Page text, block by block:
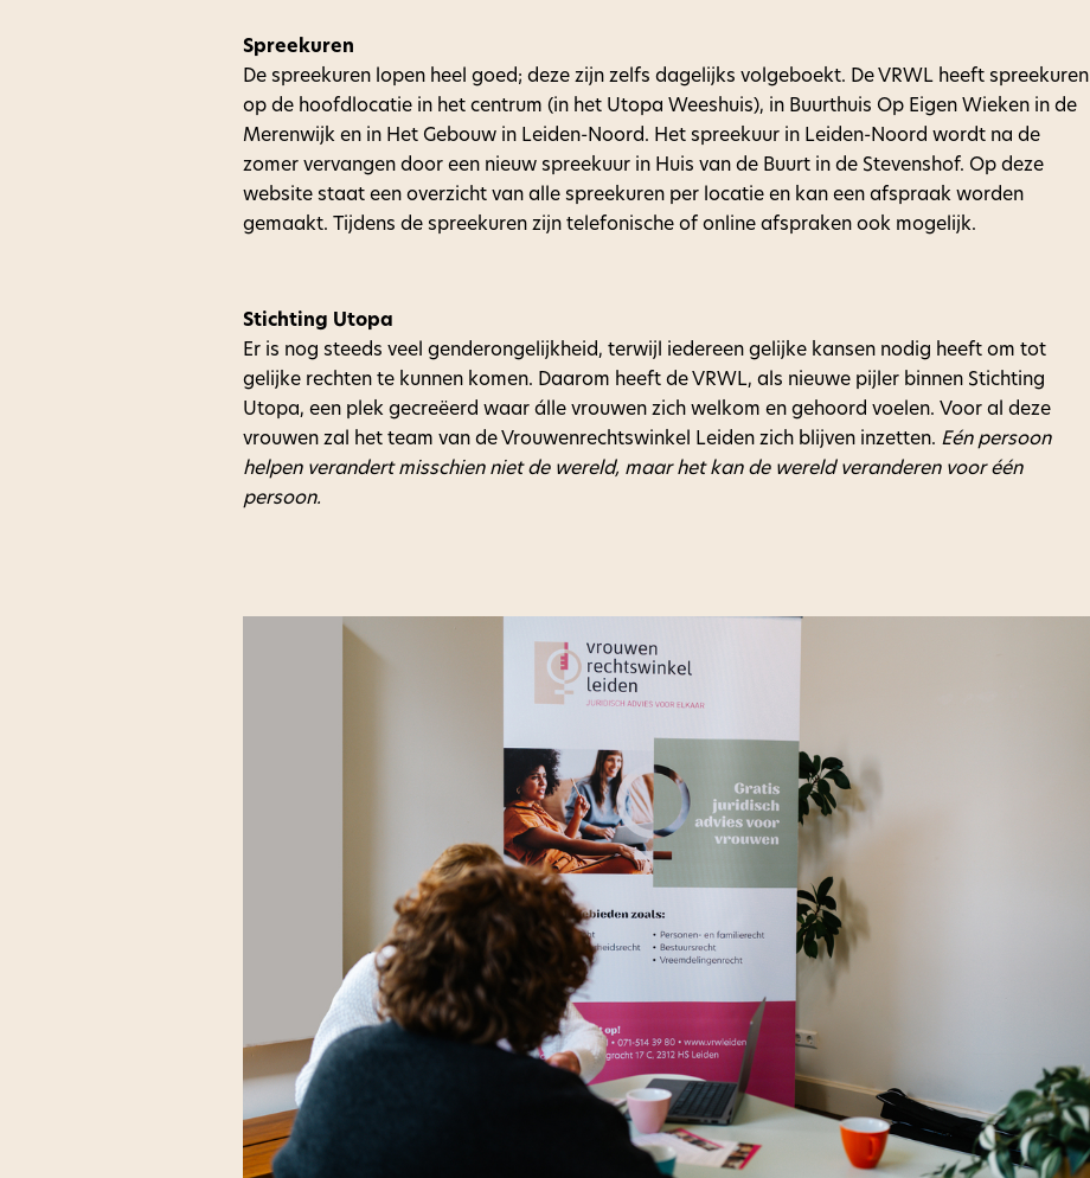
Spreekuren
De spreekuren lopen heel goed; deze zijn zelfs dagelijks volgeboekt. De VRWL heeft spreekuren
op de hoofdlocatie in het centrum (in het Utopa Weeshuis), in Buurthuis Op Eigen Wieken in de
Merenwijk en in Het Gebouw in Leiden-Noord. Het spreekuur in Leiden-Noord wordt na de
zomer vervangen door een nieuw spreekuur in Huis van de Buurt in de Stevenshof. Op deze
website staat een overzicht van alle spreekuren per locatie en kan een afspraak worden
gemaakt. Tijdens de spreekuren zijn telefonische of online afspraken ook mogelijk.
Stichting Utopa
Er is nog steeds veel genderongelijkheid, terwijl iedereen gelijke kansen nodig heeft om tot
gelijke rechten te kunnen komen. Daarom heeft de VRWL, als nieuwe pijler binnen Stichting
Utopa, een plek gecreëerd waar álle vrouwen zich welkom en gehoord voelen. Voor al deze
vrouwen zal het team van de Vrouwenrechtswinkel Leiden zich blijven inzetten. Eén persoon
helpen verandert misschien niet de wereld, maar het kan de wereld veranderen voor één
persoon.